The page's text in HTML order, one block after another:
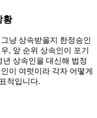
황
냥 상속받을지 한정승인
, 앞 순위 상속인이 포기
상속인을 대신해 법정
이 여럿이라 각자 어떻게
적입니다.